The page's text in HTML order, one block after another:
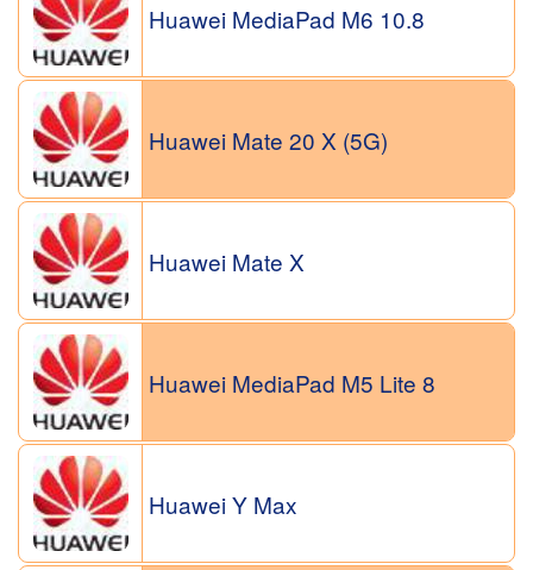
Huawei MediaPad M6 10.8
Huawei Mate 20 X (5G)
Huawei Mate X
Huawei MediaPad M5 Lite 8
Huawei Y Max